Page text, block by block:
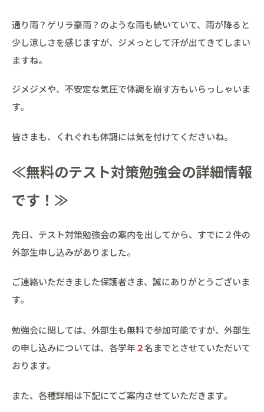
通り雨？ゲリラ豪雨？のような雨も続いていて、雨が降ると
少し涼しさを感じますが、ジメっとして汗が出てきてしまい
ますね。
ジメジメや、不安定な気圧で体調を崩す方もいらっしゃいま
す。
皆さまも、くれぐれも体調には気を付けてくださいね。
≪無料のテスト対策勉強会の詳細情報
です！≫
先日、テスト対策勉強会の案内を出してから、すでに２件の
外部生申し込みがありました。
ご連絡いただきました保護者さま、誠にありがとうございま
す。
勉強会に関しては、外部生も無料で参加可能ですが、外部生
の申し込みについては、各学年２名までとさせていただいて
おります。
また、各種詳細は下記にてご案内させていただきます。